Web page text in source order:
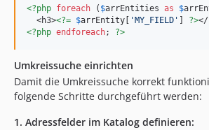
<?php foreach ( $arrEntities as $
  <h3>
<?= $arrEntity ' MY_FIELD ' ?>
<?php endforeach; ?>
Umkreissuche einrichten
Damit die Umkreissuche korrekt
folgende Schritte durchgeführt werden:
1. Adressfelder im Katalog definieren: